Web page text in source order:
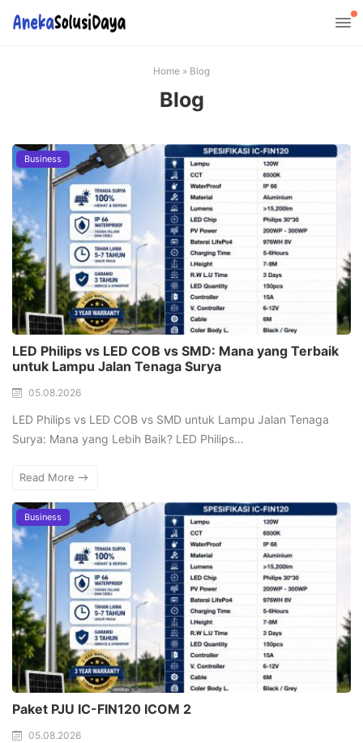
Home » Blog
Blog
Business
LED Philips vs LED COB vs SMD: Mana yang Terbaik
untuk Lampu Jalan Tenaga Surya
05.08.2026
LED Philips vs LED COB vs SMD untuk Lampu Jalan Tenaga
Surya: Mana yang Lebih Baik? LED Philips…
Read More
Business
Paket PJU IC-FIN120 ICOM 2
05.08.2026